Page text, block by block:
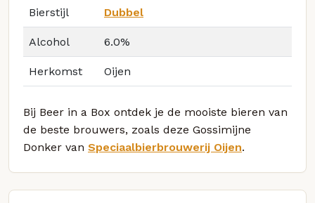
Bierstijl Dubbel
Alcohol 6.0%
Herkomst Oijen
Bij Beer in a Box ontdek je de mooiste bieren van
de beste brouwers, zoals deze Gossimijne
Donker van Speciaalbierbrouwerij Oijen.